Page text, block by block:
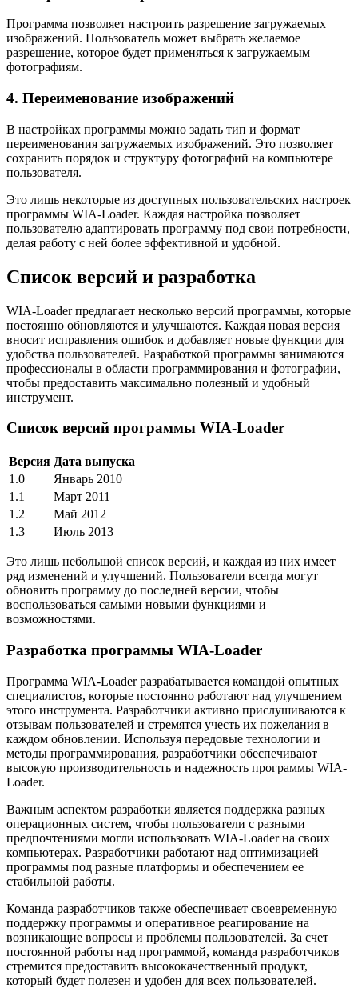
Программа позволяет настроить разрешение загружаемых
изображений. Пользователь может выбрать желаемое
разрешение, которое будет применяться к загружаемым
фотографиям.
4. Переименование изображений
В настройках программы можно задать тип и формат
переименования загружаемых изображений. Это позволяет
сохранить порядок и структуру фотографий на компьютере
пользователя.
Это лишь некоторые из доступных пользовательских настроек
программы WIA-Loader. Каждая настройка позволяет
пользователю адаптировать программу под свои потребности,
делая работу с ней более эффективной и удобной.
Список версий и разработка
WIA-Loader предлагает несколько версий программы, которые
постоянно обновляются и улучшаются. Каждая новая версия
вносит исправления ошибок и добавляет новые функции для
удобства пользователей. Разработкой программы занимаются
профессионалы в области программирования и фотографии,
чтобы предоставить максимально полезный и удобный
инструмент.
Список версий программы WIA-Loader
Версия Дата выпуска
1.0
Январь 2010
1.1
Март 2011
1.2
Май 2012
1.3
Июль 2013
Это лишь небольшой список версий, и каждая из них имеет
ряд изменений и улучшений. Пользователи всегда могут
обновить программу до последней версии, чтобы
воспользоваться самыми новыми функциями и
возможностями.
Разработка программы WIA-Loader
Программа WIA-Loader разрабатывается командой опытных
специалистов, которые постоянно работают над улучшением
этого инструмента. Разработчики активно прислушиваются к
отзывам пользователей и стремятся учесть их пожелания в
каждом обновлении. Используя передовые технологии и
методы программирования, разработчики обеспечивают
высокую производительность и надежность программы WIA-
Loader.
Важным аспектом разработки является поддержка разных
операционных систем, чтобы пользователи с разными
предпочтениями могли использовать WIA-Loader на своих
компьютерах. Разработчики работают над оптимизацией
программы под разные платформы и обеспечением ее
стабильной работы.
Команда разработчиков также обеспечивает своевременную
поддержку программы и оперативное реагирование на
возникающие вопросы и проблемы пользователей. За счет
постоянной работы над программой, команда разработчиков
стремится предоставить высококачественный продукт,
который будет полезен и удобен для всех пользователей.